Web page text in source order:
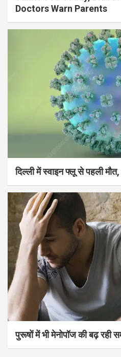
Doctors Warn Parents
दिल्ली में स्वाइन फ्लू से पहली
पुरूषों में भी मेनोपॉज की बढ़ रही